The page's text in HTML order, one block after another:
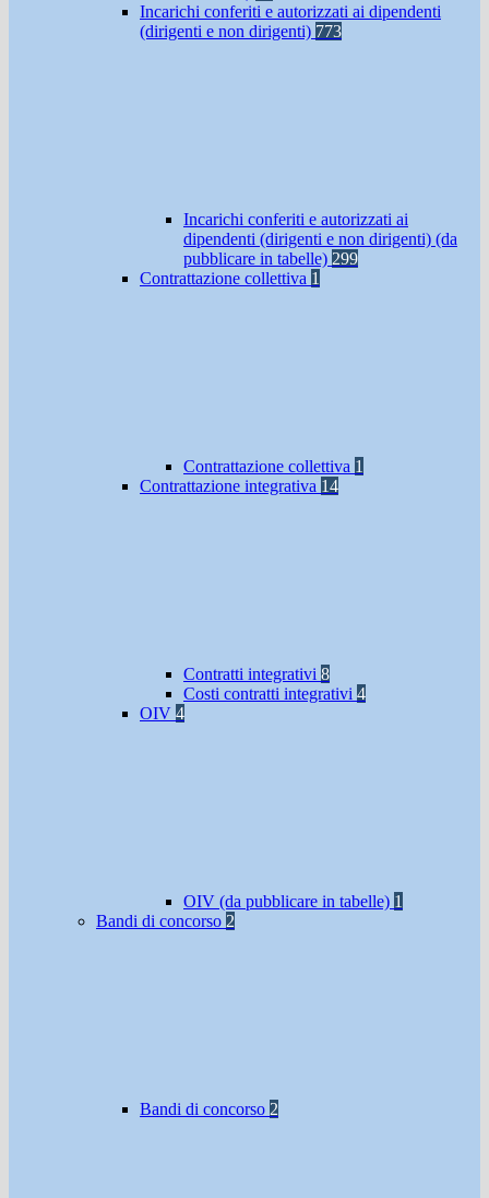
Incarichi conferiti e autorizzati ai dipendenti
(dirigenti e non dirigenti) 773
Incarichi conferiti e autorizzati ai
dipendenti (dirigenti e non dirigenti) (da
pubblicare in tabelle) 299
Contrattazione collettiva 1
Contrattazione collettiva 1
Contrattazione integrativa 14
Contratti integrativi 8
Costi contratti integrativi 4
OIV 4
OIV (da pubblicare in tabelle) 1
Bandi di concorso 2
Bandi di concorso 2